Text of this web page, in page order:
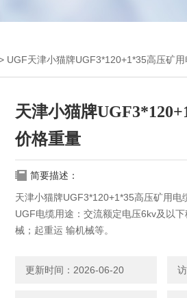
UGF天津小猫牌UGF3*120+1*35高压矿
天津小猫牌
价格重量
简要描述：
天津小猫牌UGF3*120+1*35高压矿用电
UGF电缆用途：交流额定电压6kv及以
械；起重运 输机械等。
电缆的长期工作温度为+65℃。
更新时间：2026-06-20